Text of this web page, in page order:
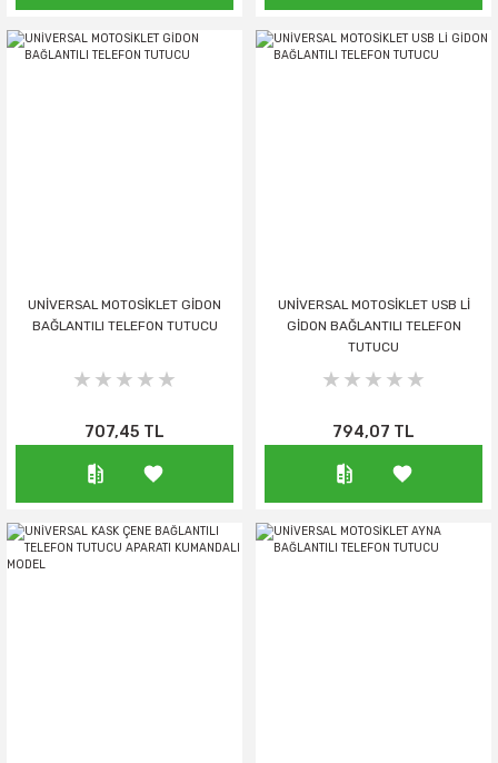
UNİVERSAL MOTOSİKLET GİDON
BAĞLANTILI TELEFON TUTUCU
707,45 TL
UNİVERSAL MOTOSİKLET USB Lİ
GİDON BAĞLANTILI TELEFON
TUTUCU
794,07 TL